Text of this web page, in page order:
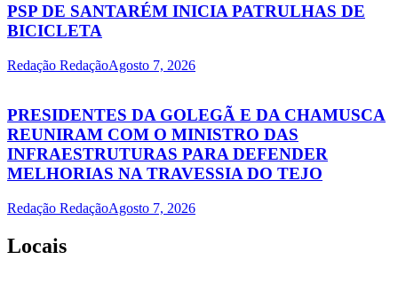
PSP DE SANTARÉM INICIA PATRULHAS DE
BICICLETA
Redação RedaçãoAgosto 7, 2026
PRESIDENTES DA GOLEGÃ E DA CHAMUSCA
REUNIRAM COM O MINISTRO DAS
INFRAESTRUTURAS PARA DEFENDER
MELHORIAS NA TRAVESSIA DO TEJO
Redação RedaçãoAgosto 7, 2026
Locais